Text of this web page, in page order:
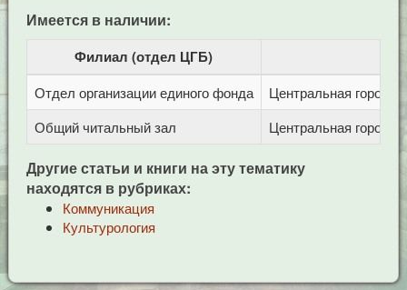
Имеется в наличии:
Филиал (отдел ЦГБ)
Отдел организации единого фонда
Центральная
Общий читальный зал
Центральная
Другие статьи и книги на эту тематику
находятся в рубриках:
Коммуникация
Культурология